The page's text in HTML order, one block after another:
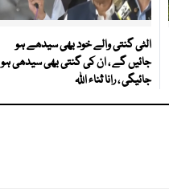
الٹی گنتی والے خود بھی سیدھے ہو
جائیں گے ، ان کی گنتی بھی سیدھی ہو
جائیگی ، رانا ثناء اللہ